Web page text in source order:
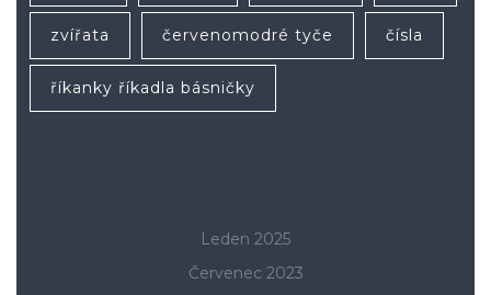
zvířata červenomodré tyče čísla
říkanky říkadla básničky
Leden 2025
Červenec 2023